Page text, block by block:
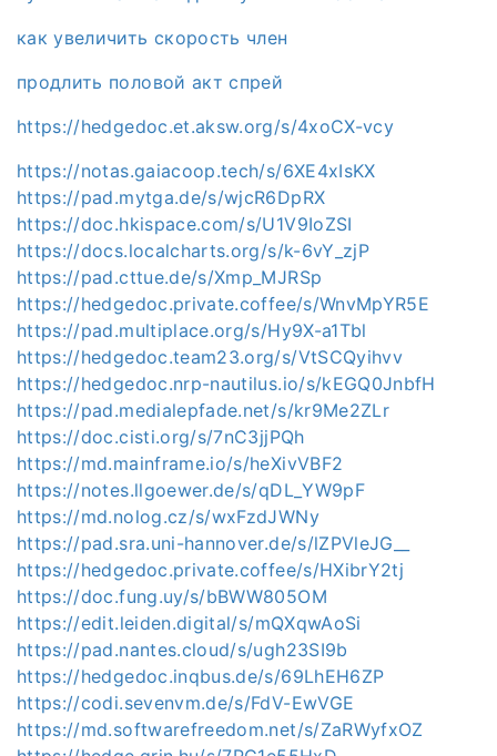
как увеличить скорость член
продлить половой акт спрей
https://hedgedoc.et.aksw.org/s/4xoCX-vcy
https://notas.gaiacoop.tech/s/6XE4xIsKX
https://pad.mytga.de/s/wjcR6DpRX
https://doc.hkispace.com/s/U1V9IoZSI
https://docs.localcharts.org/s/k-6vY_zjP
https://pad.cttue.de/s/Xmp_MJRSp
https://hedgedoc.private.coffee/s/WnvMpYR5E
https://pad.multiplace.org/s/Hy9X-a1Tbl
https://hedgedoc.team23.org/s/VtSCQyihvv
https://hedgedoc.nrp-nautilus.io/s/kEGQ0JnbfH
https://pad.medialepfade.net/s/kr9Me2ZLr
https://doc.cisti.org/s/7nC3jjPQh
https://md.mainframe.io/s/heXivVBF2
https://notes.llgoewer.de/s/qDL_YW9pF
https://md.nolog.cz/s/wxFzdJWNy
https://pad.sra.uni-hannover.de/s/lZPVleJG__
https://hedgedoc.private.coffee/s/HXibrY2tj
https://doc.fung.uy/s/bBWW805OM
https://edit.leiden.digital/s/mQXqwAoSi
https://pad.nantes.cloud/s/ugh23SI9b
https://hedgedoc.inqbus.de/s/69LhEH6ZP
https://codi.sevenvm.de/s/FdV-EwVGE
https://md.softwarefreedom.net/s/ZaRWyfxOZ